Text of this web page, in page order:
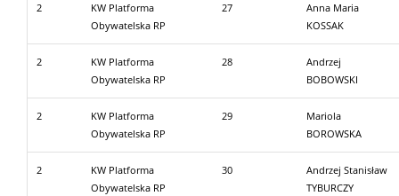
2
KW Platforma
Obywatelska RP
27
Anna Maria
KOSSAK
2
KW Platforma
Obywatelska RP
28
Andrzej
BOBOWSKI
2
KW Platforma
Obywatelska RP
29
Mariola
BOROWSKA
2
KW Platforma
Obywatelska RP
30
Andrzej Stanisław
TYBURCZY